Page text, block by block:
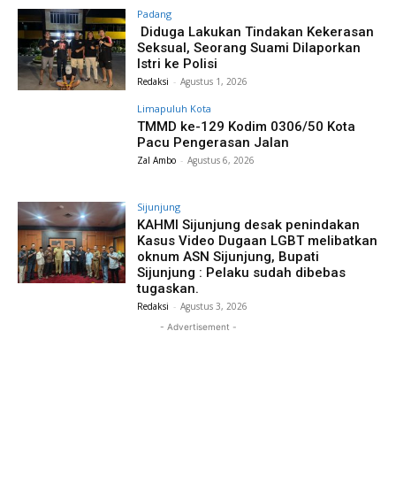
Padang
Diduga Lakukan Tindakan Kekerasan
Seksual, Seorang Suami Dilaporkan
Istri ke Polisi
Redaksi - Agustus 1, 2026
Limapuluh Kota
TMMD ke-129 Kodim 0306/50 Kota
Pacu Pengerasan Jalan
Zal Ambo - Agustus 6, 2026
Sijunjung
KAHMI Sijunjung desak penindakan
Kasus Video Dugaan LGBT melibatkan
oknum ASN Sijunjung, Bupati
Sijunjung : Pelaku sudah dibebas
tugaskan.
Redaksi - Agustus 3, 2026
- Advertisement -